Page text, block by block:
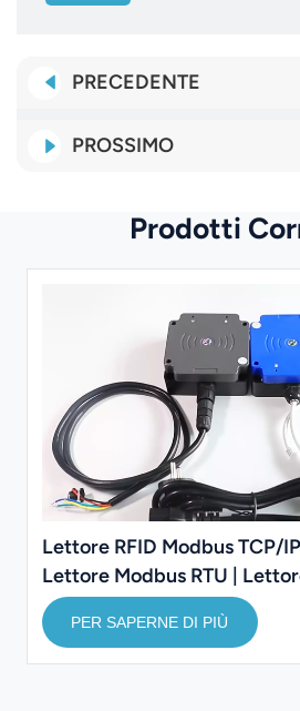
PRECEDENTE
PROSSIMO
Prodotti
Lettore RFID Modbus TCP/
Lettore Modbus RTU |
MHz
PER SAPERNE DI PIÙ